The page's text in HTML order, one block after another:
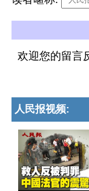
欢迎您的留言
人民报视频: